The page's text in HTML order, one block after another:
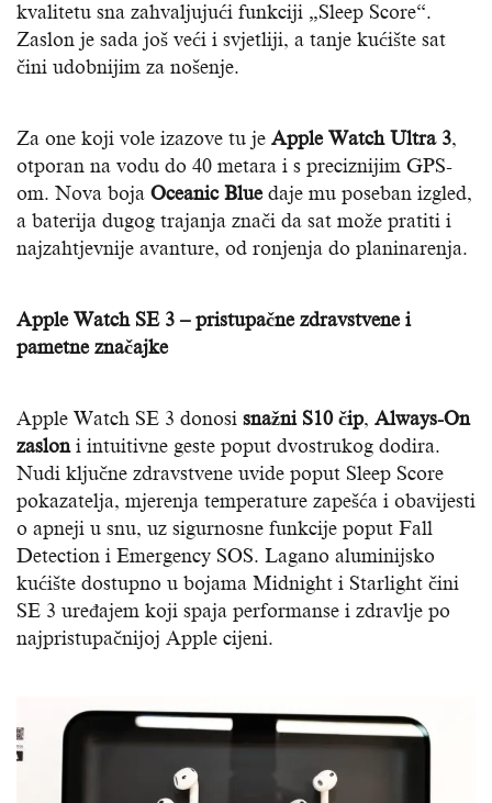
kvalitetu sna zahvaljujući funkciji „Sleep Score“.
Zaslon je sada još veći i svjetliji, a tanje kućište sat
čini udobnijim za nošenje.
Za one koji vole izazove tu je Apple Watch Ultra 3,
otporan na vodu do 40 metara i s preciznijim GPS-
om. Nova boja Oceanic Bluedaje mu poseban izgled,
a baterija dugog trajanja znači da sat može pratiti i
najzahtjevnije avanture, od ronjenja do planinarenja.
Apple Watch SE 3 – pristupačne zdravstvene i
pametne značajke
Apple Watch SE 3 donosi snažni S10 čip, Always-On
zasloni intuitivne geste poput dvostrukog dodira.
Nudi ključne zdravstvene uvide poput Sleep Score
pokazatelja, mjerenja temperature zapešća i obavijesti
o apneji u snu, uz sigurnosne funkcije poput Fall
Detection i Emergency SOS. Lagano aluminijsko
kućište dostupno u bojama Midnight i Starlight čini
SE 3 uređajem koji spaja performanse i zdravlje po
najpristupačnijoj Apple cijeni.